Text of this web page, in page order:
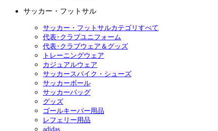
サッカー・フットサル
サッカー・フットサルカテゴリすべて
代表･クラブユニフォーム
代表･クラブウェア＆グッズ
トレーニングウェア
カジュアルウェア
サッカースパイク・シューズ
サッカーボール
サッカーバッグ
グッズ
ゴールキーパー用品
レフェリー用品
adidas